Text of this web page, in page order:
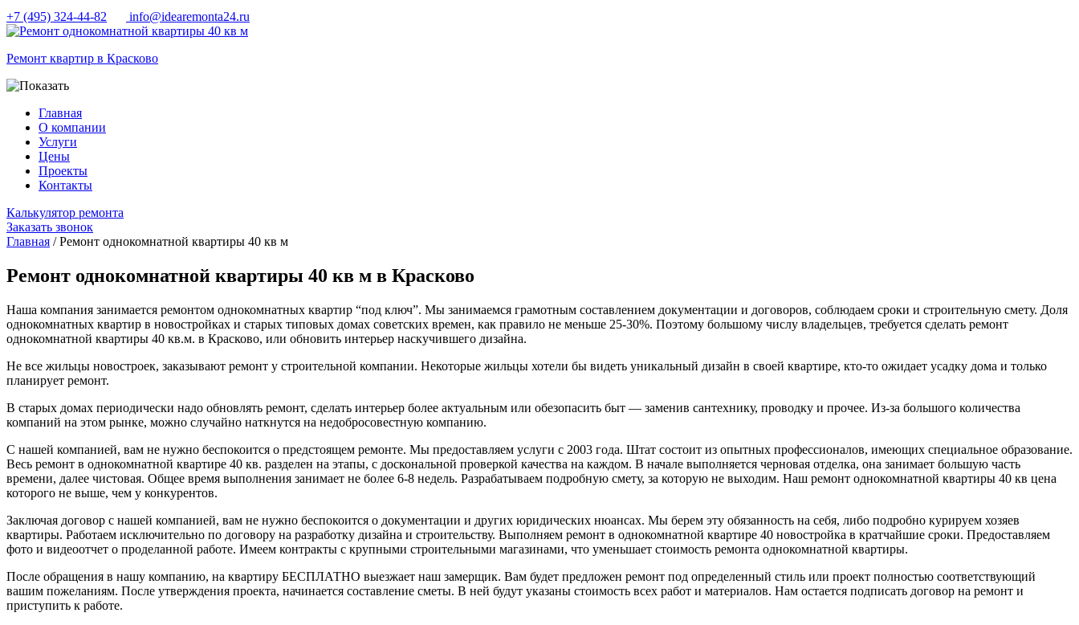
+7 (495) 324-44-82 info@idearemonta24.ru
Ремонт квартир в Красково
Главная
О компании
Услуги
Цены
Проекты
Контакты
Калькулятор ремонта
Заказать звонок
Главная / Ремонт однокомнатной квартиры 40 кв м
Ремонт однокомнатной квартиры 40 кв м в Красково
Наша компания занимается ремонтом однокомнатных квартир “под ключ”. Мы занимаемся грамотным составлением документации и договоров, соблюдаем сроки и строительную смету. Доля
однокомнатных квартир в новостройках и старых типовых домах советских времен, как правило не меньше 25-30%. Поэтому большому числу владельцев, требуется сделать ремонт
однокомнатной квартиры 40 кв.м. в Красково, или обновить интерьер наскучившего дизайна.
Не все жильцы новостроек, заказывают ремонт у строительной компании. Некоторые жильцы хотели бы видеть уникальный дизайн в своей квартире, кто-то ожидает усадку дома и только
планирует ремонт.
В старых домах периодически надо обновлять ремонт, сделать интерьер более актуальным или обезопасить быт — заменив сантехнику, проводку и прочее. Из-за большого количества
компаний на этом рынке, можно случайно наткнутся на недобросовестную компанию.
С нашей компанией, вам не нужно беспокоится о предстоящем ремонте. Мы предоставляем услуги с 2003 года. Штат состоит из опытных профессионалов, имеющих специальное образование.
Весь ремонт в однокомнатной квартире 40 кв. разделен на этапы, с доскональной проверкой качества на каждом. В начале выполняется черновая отделка, она занимает большую часть
времени, далее чистовая. Общее время выполнения занимает не более 6-8 недель. Разрабатываем подробную смету, за которую не выходим. Наш ремонт однокомнатной квартиры 40 кв цена
которого не выше, чем у конкурентов.
Заключая договор с нашей компанией, вам не нужно беспокоится о документации и других юридических нюансах. Мы берем эту обязанность на себя, либо подробно курируем хозяев
квартиры. Работаем исключительно по договору на разработку дизайна и строительству. Выполняем ремонт в однокомнатной квартире 40 новостройка в кратчайшие сроки. Предоставляем
фото и видеоотчет о проделанной работе. Имеем контракты с крупными строительными магазинами, что уменьшает стоимость ремонта однокомнатной квартиры.
После обращения в нашу компанию, на квартиру БЕСПЛАТНО выезжает наш замерщик. Вам будет предложен ремонт под определенный стиль или проект полностью соответствующий
вашим пожеланиям. После утверждения проекта, начинается составление сметы. В ней будут указаны стоимость всех работ и материалов. Нам остается подписать договор на ремонт и
приступить к работе.